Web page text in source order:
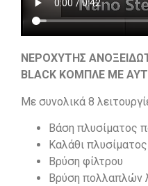
ΝΕΡΟΧΥΤΗΣ
ΒLΑCΚ ΚΟΜΠΛΕ ΜΕ
Με συνολικά 8
Βάση πλυσίματος
Καλάθι
Βρύση φίλτρου
Βρύση πολλαπλών